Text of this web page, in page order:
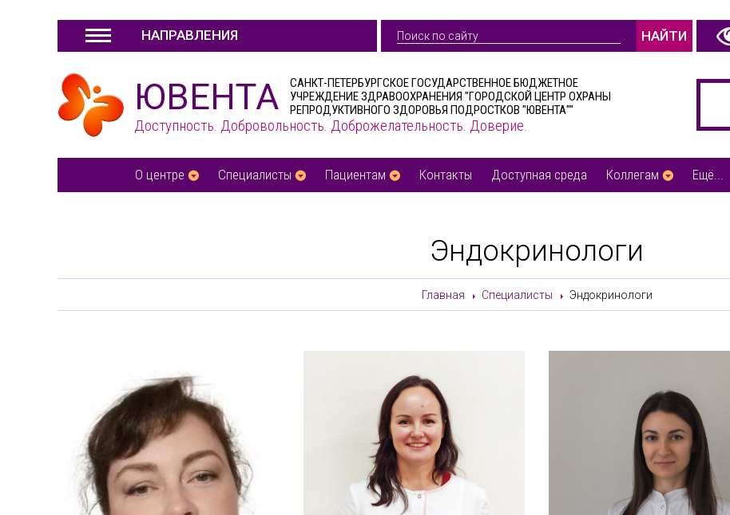
НАПРАВЛЕНИЯ НАЙТИ
ЮВЕНТА
САНКТ-ПЕТЕРБУРГСКОЕ ГОСУДАРСТВЕННОЕ БЮДЖЕТНОЕ
УЧРЕЖДЕНИЕ ЗДРАВООХРАНЕНИЯ "ГОРОДСКОЙ ЦЕНТР ОХРАНЫ
РЕПРОДУКТИВНОГО ЗДОРОВЬЯ ПОДРОСТКОВ "ЮВЕНТА""
Доступность. Добровольность. Доброжелательность. Доверие.
О центре Специалисты Пациентам Контакты Доступная среда Коллегам Ещё...
Эндокринологи
Главная Специалисты Эндокринологи